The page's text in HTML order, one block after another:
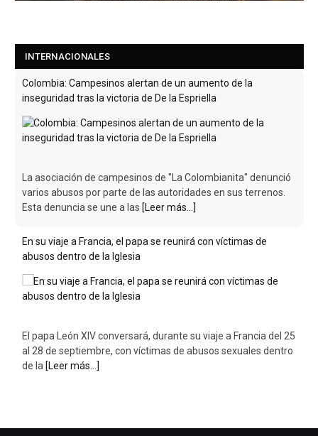
INTERNACIONALES
Colombia: Campesinos alertan de un aumento de la
inseguridad tras la victoria de De la Espriella
La asociación de campesinos de "La Colombianita" denunció
varios abusos por parte de las autoridades en sus terrenos.
Esta denuncia se une a las [Leer más...]
En su viaje a Francia, el papa se reunirá con víctimas de
abusos dentro de la Iglesia
El papa León XIV conversará, durante su viaje a Francia del 25
al 28 de septiembre, con víctimas de abusos sexuales dentro
de la [Leer más...]